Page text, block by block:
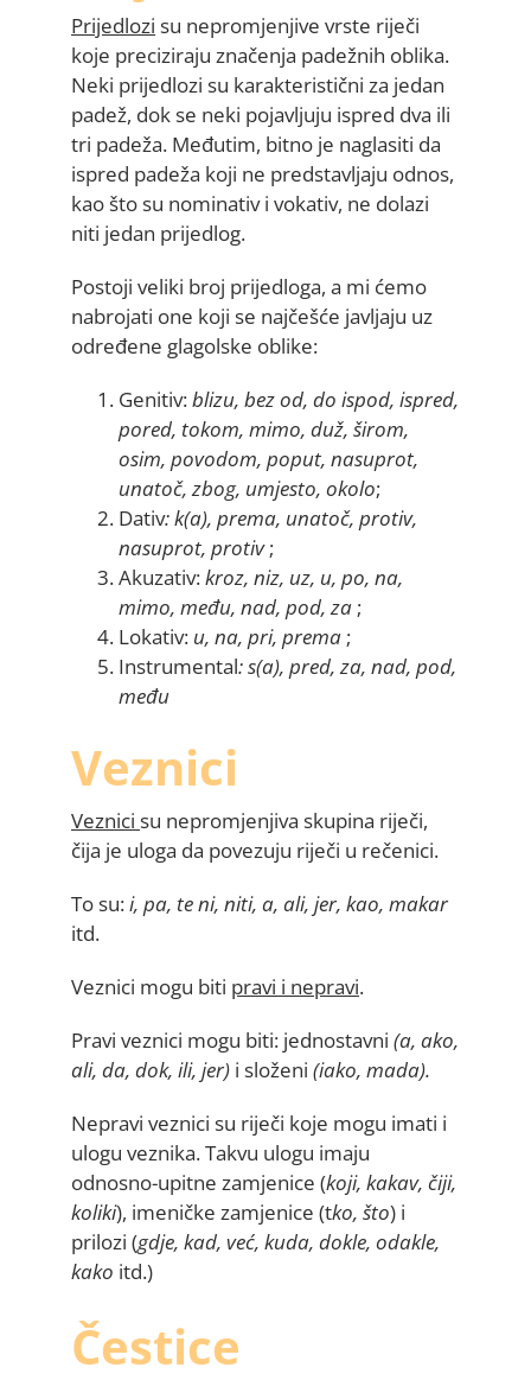
Prijedlozi su nepromjenjive vrste riječi
koje preciziraju značenja padežnih oblika.
Neki prijedlozi su karakteristični za jedan
padež, dok se neki pojavljuju ispred dva ili
tri padeža. Međutim, bitno je naglasiti da
ispred padeža koji ne predstavljaju odnos,
kao što su nominativ i vokativ, ne dolazi
niti jedan prijedlog.
Postoji veliki broj prijedloga, a mi ćemo
nabrojati one koji se najčešće javljaju uz
određene glagolske oblike:
Genitiv:blizu, bez od, do ispod, ispred,
pored, tokom, mimo, duž, širom,
osim, povodom, poput, nasuprot,
unatoč, zbog, umjesto, okolo;
Dativ: k(a), prema, unatoč, protiv,
nasuprot, protiv;
Akuzativ:kroz, niz, uz, u, po, na,
mimo, među, nad, pod, za ;
Lokativ: u, na, pri, prema ;
Instrumental: s(a), pred, za, nad, pod,
među
Veznici
Veznici su nepromjenjiva skupina riječi,
čija je uloga da povezuju riječi u rečenici.
To su:i, pa, te ni, niti, a, ali, jer, kao, makar
itd.
Veznici mogu biti pravi i nepravi.
Pravi veznici mogu biti: jednostavni (a, ako,
ali, da, dok, ili, jer) i složeni (iako, mada).
Nepravi veznici su riječi koje mogu imati i
ulogu veznika. Takvu ulogu imaju
odnosno-upitne zamjenice (koji, kakav, čiji,
koliki), imeničke zamjenice (tko, što) i
prilozi (gdje, kad, već, kuda, dokle, odakle,
kako itd.)
Čestice